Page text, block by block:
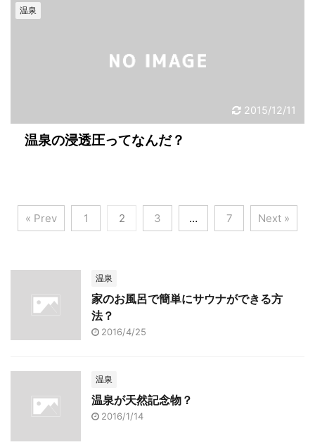
2015/12/11
温泉
温泉の浸透圧ってなんだ？
« Prev 1 2 3 … 7 Next »
温泉
家のお風呂で簡単にサウナができる方
法？
2016/4/25
温泉
温泉が天然記念物？
2016/1/14